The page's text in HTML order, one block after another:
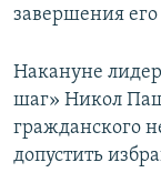
завершения его
Накануне
шаг» Никол
гражданского
допустить